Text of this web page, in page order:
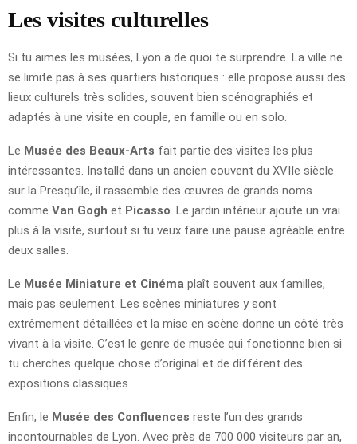
Les visites culturelles
Si tu aimes les musées, Lyon a de quoi te surprendre. La ville ne
se limite pas à ses quartiers historiques : elle propose aussi des
lieux culturels très solides, souvent bien scénographiés et
adaptés à une visite en couple, en famille ou en solo.
Le Musée des Beaux-Arts fait partie des visites les plus
intéressantes. Installé dans un ancien couvent du XVIIe siècle
sur la Presqu’île, il rassemble des œuvres de grands noms
comme Van Gogh et Picasso . Le jardin intérieur ajoute un vrai
plus à la visite, surtout si tu veux faire une pause agréable entre
deux salles.
Le Musée Miniature et Cinéma plaît souvent aux familles,
mais pas seulement. Les scènes miniatures y sont
extrêmement détaillées et la mise en scène donne un côté très
vivant à la visite. C’est le genre de musée qui fonctionne bien si
tu cherches quelque chose d’original et de différent des
expositions classiques.
Enfin, le Musée des Confluences reste l’un des grands
incontournables de Lyon. Avec près de 700 000 visiteurs par an,